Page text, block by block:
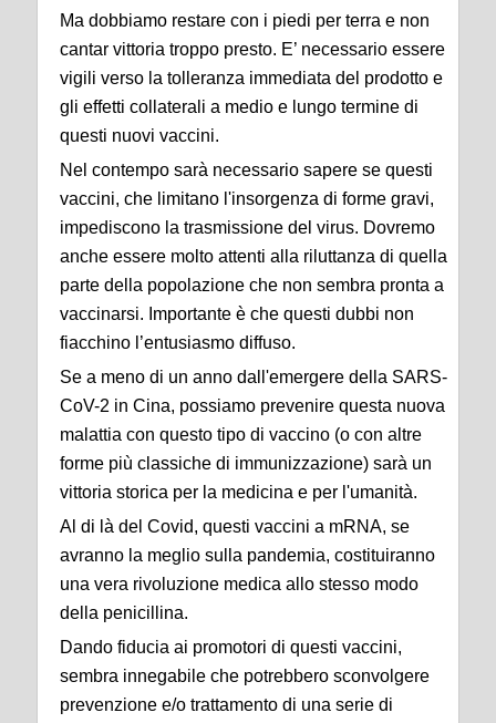
Ma dobbiamo restare con i piedi per terra e non
cantar vittoria troppo presto. E’ necessario essere
vigili verso la tolleranza immediata del prodotto e
gli effetti collaterali a medio e lungo termine di
questi nuovi vaccini.
Nel contempo sarà necessario sapere se questi
vaccini, che limitano l'insorgenza di forme gravi,
impediscono la trasmissione del virus. Dovremo
anche essere molto attenti alla riluttanza di quella
parte della popolazione che non sembra pronta a
vaccinarsi. Importante è che questi dubbi non
fiacchino l’entusiasmo diffuso.
Se a meno di un anno dall'emergere della SARS-
CoV-2 in Cina, possiamo prevenire questa nuova
malattia con questo tipo di vaccino (o con altre
forme più classiche di immunizzazione) sarà un
vittoria storica per la medicina e per l'umanità.
Al di là del Covid, questi vaccini a mRNA, se
avranno la meglio sulla pandemia, costituiranno
una vera rivoluzione medica allo stesso modo
della penicillina.
Dando fiducia ai promotori di questi vaccini,
sembra innegabile che potrebbero sconvolgere
prevenzione e/o trattamento di una serie di